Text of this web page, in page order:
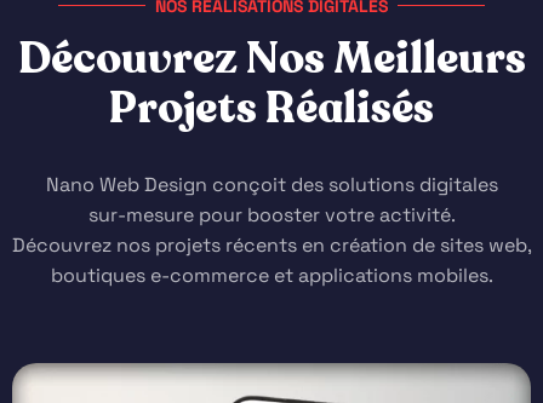
NOS RÉALISATIONS DIGITALES
DécouvrezNosMeilleurs
ProjetsRéalisés
Nano Web Design conçoit des solutions digitales
sur-mesure pour booster votre activité.
Découvrez nos projets récents en création de sites web,
boutiques e-commerce et applications mobiles.